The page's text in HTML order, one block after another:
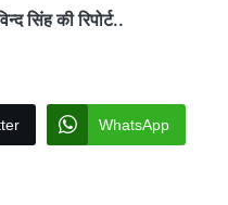
सिंह की रिपोर्ट..
WhatsApp